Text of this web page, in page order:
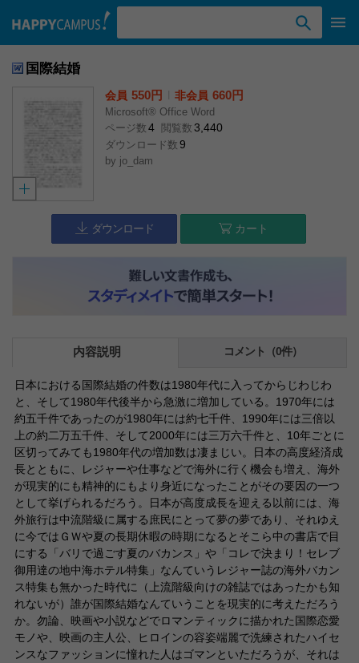
国際結婚
会員 550円 非会員 660円
Microsoft® Office Word
ページ数 4 閲覧数 3,440
ダウンロード数 9
by jo_dam
ダウンロード カート
内容説明 コメント（0件）
日本における国際結婚の件数は1980年代に入ってからじわじわ
と、そして1980年代後半から急激に増加している。1970年には
約五千件であったのが1980年には約七千件、1990年には三倍以
上の約二万五千件、そして2000年には三万六千件と、10年ごとに
区切ってみても1980年代の増加数は凄まじい。日本の高度経済成
長とともに、レジャーや仕事などで海外に行く機会も増え、海外
が現実的にも精神的にもより身近になったことがその要因の一つ
として挙げられるだろう。日本が高度成長を迎える以前には、海
外旅行は中流階級に属する庶民にとって夢の夢であり、それゆえ
に今ではＧＷや夏の長期休暇の時期になるとそこら中の書店で目
にする「バリで過ごす夏のバカンス」や「コレで決まり！セレブ
御用達の地中海ホテル特集」なんていうレジャー誌の海外バカン
ス特集も無かった時代に（上流階級向けの雑誌ではあったかも知
れないが）誰が国際結婚なんていうことを現実的に考えただろう
か。勿論、映画や小説などでロマンティックに描かれた国際恋愛
モノや、映画の主人公、ヒロインの容姿端麗で洗練されたハイセ
ンスなファッションに憧れた人はゴマンといただろうが、それは